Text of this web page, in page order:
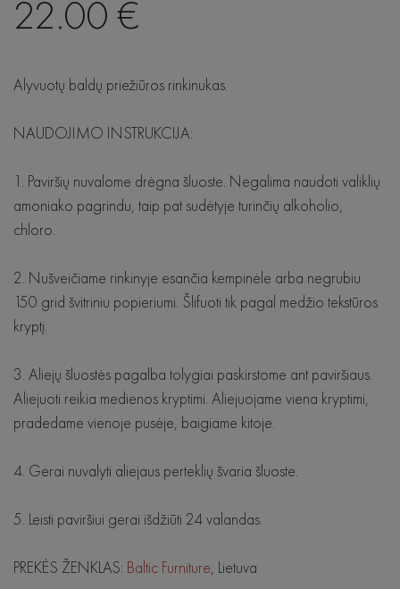
Krėslai
22.00 €
Alyvuotų baldų priežiūros rinkinukas.
NAUDOJIMO INSTRUKCIJA:
1. Paviršių nuvalome drėgna šluoste. Negalima naudoti valiklių
amoniako pagrindu, taip pat sudėtyje turinčių alkoholio,
chloro.
2. Nušveičiame rinkinyje esančia kempinėle arba negrubiu
150 grid švitriniu popieriumi. Šlifuoti tik pagal medžio tekstūros
kryptį.
3. Aliejų šluostės pagalba tolygiai paskirstome ant paviršiaus.
Aliejuoti reikia medienos kryptimi. Aliejuojame viena kryptimi,
pradedame vienoje pusėje, baigiame kitoje.
4. Gerai nuvalyti aliejaus perteklių švaria šluoste.
5. Leisti paviršiui gerai išdžiūti 24 valandas.
PREKĖS ŽENKLAS: Baltic Furniture, Lietuva